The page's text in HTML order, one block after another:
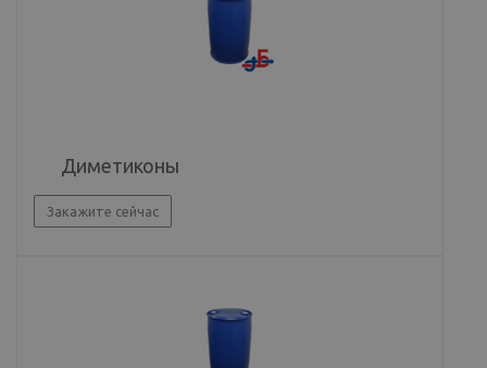
Диметиконы
Закажите сейчас